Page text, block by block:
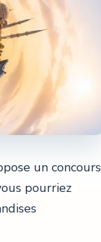
un concours
pourriez